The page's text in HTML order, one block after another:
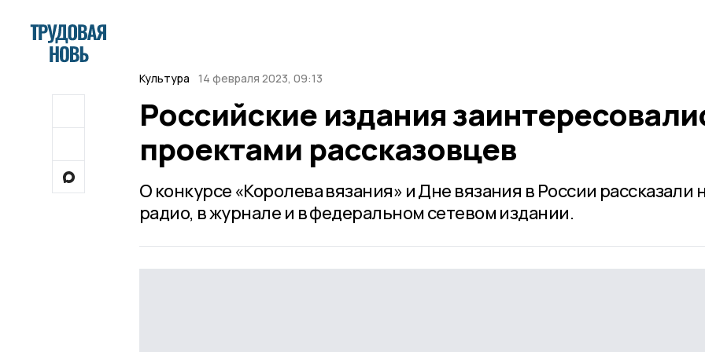
Культура 14 февраля 2023, 09:13
Российские издания
проектами рассказовцев
О конкурсе «Королева вязания» и Дне вязания в России рассказали
радио, в журнале и в федеральном сетевом издании.